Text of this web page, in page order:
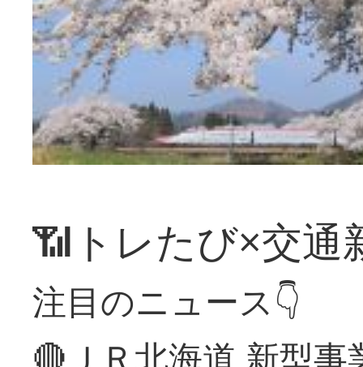
📶トレたび×交通
注目のニュース👇
🔴ＪＲ北海道 新型